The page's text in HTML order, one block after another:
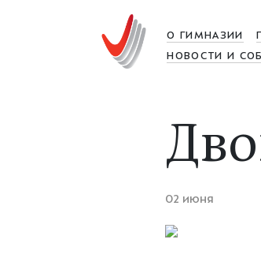
О ГИМНАЗИИ
НОВОСТИ И
02 июня